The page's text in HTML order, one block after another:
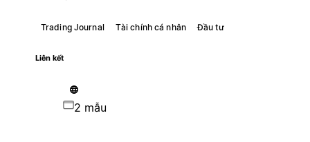
Trading Journal Tài chính cá nhân Đầu tư
Liên kết
2 mẫu